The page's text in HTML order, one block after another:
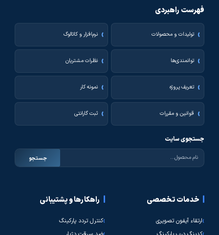
فهرست راهبردی
تولیدات و محصولات نرم‌افزار و کاتالوگ
توانمندی‌ها نظرات مشتریان
تعریف پروژه نمونه کار
قوانین و مقررات ثبت گارانتی
جستجوی سایت
جستجو
خدمات تخصصی
ارتقاء آیفون تصویری
راهکارها و پشتیبانی
کنترل تردد پارکینگ